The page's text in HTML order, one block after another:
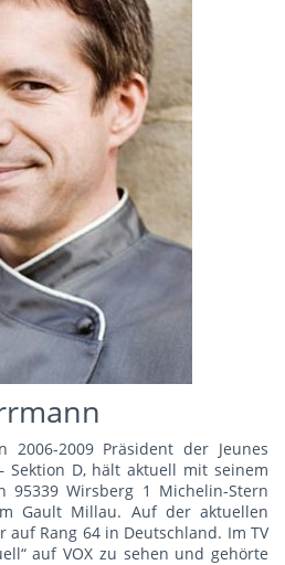
2006-2009 Präsident der Jeunes
Sektion D, hält aktuell mit seinem
95339 Wirsberg 1 Michelin-Stern
Gault Millau. Auf der aktuellen
auf Rang 64 in Deutschland. Im TV
auf VOX zu sehen und gehörte